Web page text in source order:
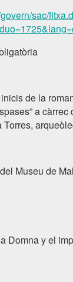
sac/
inicis de la
a
Museu de
Domna y el